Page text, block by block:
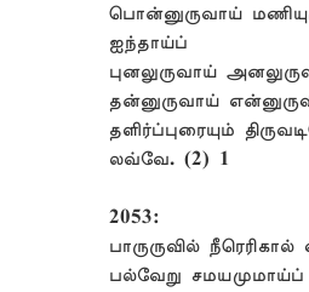
பொன்னுருவாய்
ஐந்தாய்ப்
புனலுருவாய்
தன்னுருவாய்
தளிர்ப்புரையும்
லவ்வே. (2) 1
2053:
பாருருவில் நீரெரிகால்
பல்வேறு சமயமுமாய்ப்